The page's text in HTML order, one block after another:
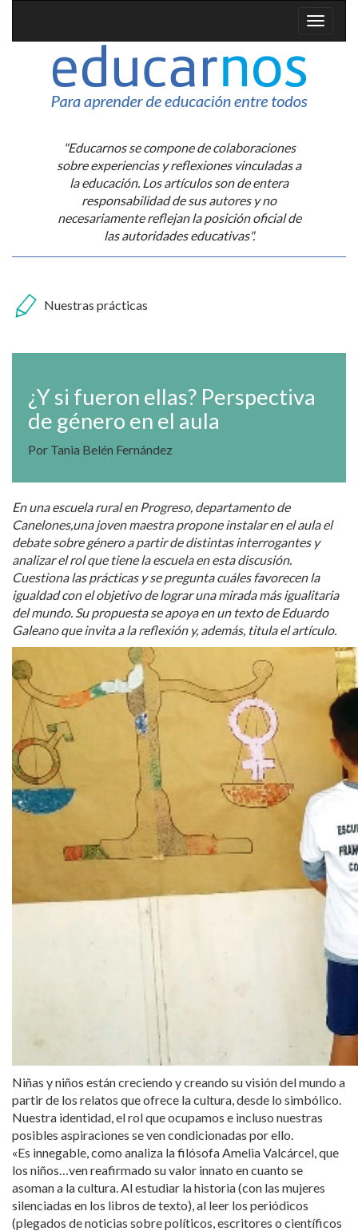
"Educarnos se compone de colaboraciones
sobre experiencias y reflexiones vinculadas a
la educación. Los artículos son de entera
responsabilidad de sus autores y no
necesariamente reflejan la posición oficial de
las autoridades educativas".
Nuestras prácticas
¿Y si fueron ellas? Perspectiva
de género en el aula
Por Tania Belén Fernández
En una escuela rural en Progreso, departamento de
Canelones,una joven maestra propone instalar en el aula el
debate sobre género a partir de distintas interrogantes y
analizar el rol que tiene la escuela en esta discusión.
Cuestiona las prácticas y se pregunta cuáles favorecen la
igualdad con el objetivo de lograr una mirada más igualitaria
del mundo. Su propuesta se apoya en un texto de Eduardo
Galeano que invita a la reflexión y, además, titula el artículo.
Niñas y niños están creciendo y creando su visión del mundo a
partir de los relatos que ofrece la cultura, desde lo simbólico.
Nuestra identidad, el rol que ocupamos e incluso nuestras
posibles aspiraciones se ven condicionadas por ello.
«Es innegable, como analiza la filósofa Amelia Valcárcel, que
los niños…ven reafirmado su valor innato en cuanto se
asoman a la cultura. Al estudiar la historia (con las mujeres
silenciadas en los libros de texto), al leer los periódicos
(plegados de noticias sobre políticos, escritores o científicos